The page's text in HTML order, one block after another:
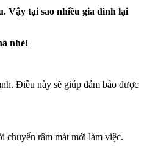
Vậy tại sao nhiều gia đình lại
nhé!
Điều này sẽ giúp đảm bảo được
chuyển râm mát mới làm việc.